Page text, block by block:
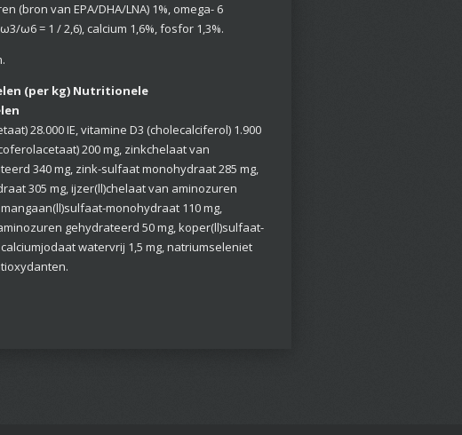
(bron van EPA/DHA/LNA) 1%, omega- 6
ω6 = 1 / 2,6), calcium 1,6%, fosfor 1,3%.
(per kg) Nutritionele
28.000 IE, vitamine D3 (cholecalciferol) 1.900
200 mg, zinkchelaat van
340 mg, zink-sulfaat­ monohydraat 285 mg,
305 mg, ijzer(ll)chelaat van aminozuren
monohydraat 110 mg,
gehydrateerd 50 mg, koper(ll)sulfaat-
watervrij 1,5 mg, natriumseleniet